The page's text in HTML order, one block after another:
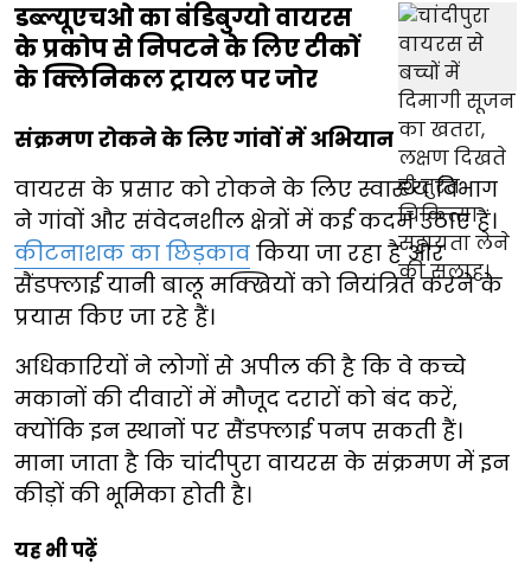
डब्ल्यूएचओ का बंडिबुग्यो वायरस
के प्रकोप से निपटने के लिए टीकों
के क्लिनिकल ट्रायल पर जोर
संक्रमण रोकने के लिए गांवों में अभियान
वायरस के प्रसार को रोकने के लिए स्वास्थ्य विभाग
ने गांवों और संवेदनशील क्षेत्रों में कई कदम उठाए हैं।
कीटनाशक का छिड़काव किया जा रहा है और
सैंडफ्लाई यानी बालू मक्खियों को नियंत्रित करने के
प्रयास किए जा रहे हैं।
अधिकारियों ने लोगों से अपील की है कि वे कच्चे
मकानों की दीवारों में मौजूद दरारों को बंद करें,
क्योंकि इन स्थानों पर सैंडफ्लाई पनप सकती हैं।
माना जाता है कि चांदीपुरा वायरस के संक्रमण में इन
कीड़ों की भूमिका होती है।
यह भी पढ़ें